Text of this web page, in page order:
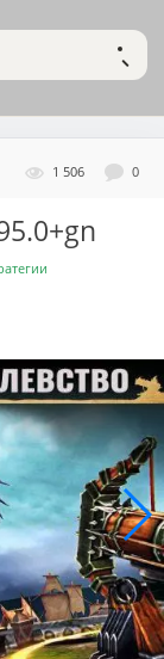
1 506 0